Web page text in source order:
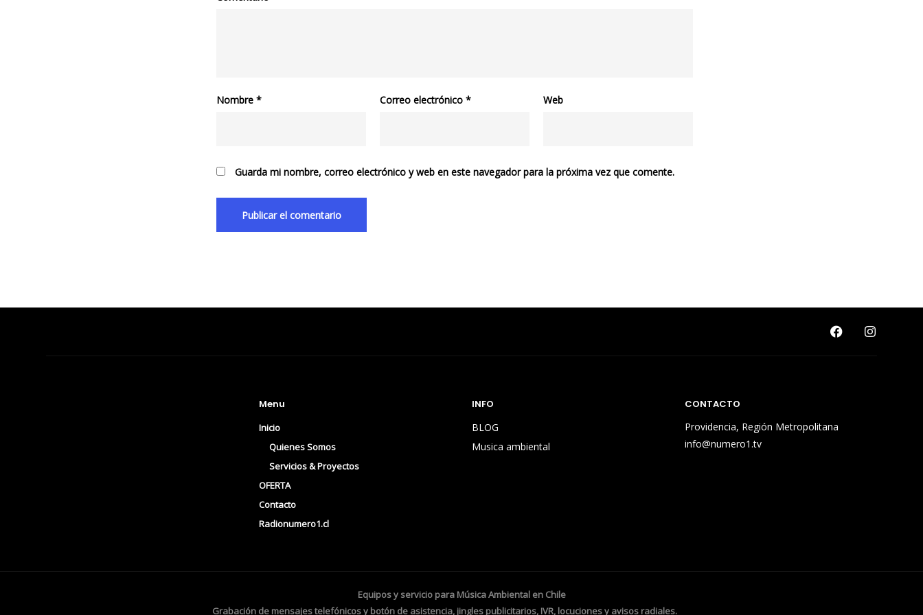
Nombre * Correo electrónico * Web
Guarda mi nombre, correo electrónico y web en este navegador para la próxima vez que comente.
Menu
Inicio
Quienes Somos
Servicios & Proyectos
OFERTA
Contacto
Radionumero1.cl
INFO
BLOG
Musica ambiental
CONTACTO
Providencia, Región Metropolitana
info@numero1.tv
Equipos y servicio para Música Ambientalen Chile
Grabación de mensajes telefónicosy botón de asistencia,jingles publicitarios,IVR, locuciones y avisos radiales.